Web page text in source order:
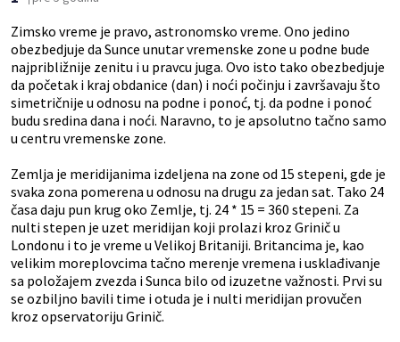
Zimsko vreme je pravo, astronomsko vreme. Ono jedino
obezbedjuje da Sunce unutar vremenske zone u podne bude
najpribližnije zenitu i u pravcu juga. Ovo isto tako obezbedjuje
da početak i kraj obdanice (dan) i noći počinju i završavaju što
simetričnije u odnosu na podne i ponoć, tj. da podne i ponoć
budu sredina dana i noći. Naravno, to je apsolutno tačno samo
u centru vremenske zone.
Zemlja je meridijanima izdeljena na zone od 15 stepeni, gde je
svaka zona pomerena u odnosu na drugu za jedan sat. Tako 24
časa daju pun krug oko Zemlje, tj. 24 * 15 = 360 stepeni. Za
nulti stepen je uzet meridijan koji prolazi kroz Grinič u
Londonu i to je vreme u Velikoj Britaniji. Britancima je, kao
velikim moreplovcima tačno merenje vremena i usklađivanje
sa položajem zvezda i Sunca bilo od izuzetne važnosti. Prvi su
se ozbiljno bavili time i otuda je i nulti meridijan provučen
kroz opservatoriju Grinič.